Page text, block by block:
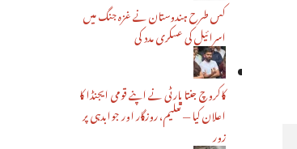
کس طرح ہندوستان نے غزہ جنگ میں
اسرائیل کی عسکری مدد کی
کاکروچ جنتا پارٹی نے اپنے قومی ایجنڈا کا
اعلان کیا — تعلیم، روزگار اور جوابدہی پر
زور